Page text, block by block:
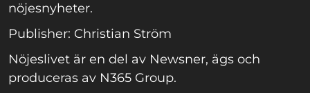
nöjesnyheter.
Publisher: Christian Ström
Nöjeslivet är en del av Newsner, ägs och
produceras av N365 Group.